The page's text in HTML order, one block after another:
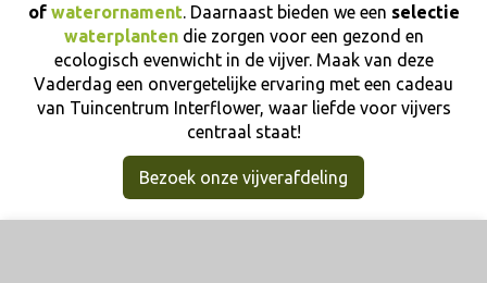
of waterornament. Daarnaast bieden we een selectie
waterplantendie zorgen voor een gezond en
ecologisch evenwicht in de vijver. Maak van deze
Vaderdag een onvergetelijke ervaring met een cadeau
van Tuincentrum Interflower, waar liefde voor vijvers
centraal staat!
Bezoek onze vijverafdeling